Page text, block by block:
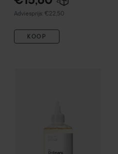
Adviesprijs: €22,50
Aanbevolen prijs €22,50
KOOP